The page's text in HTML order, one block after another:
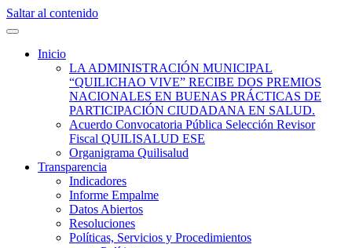
Saltar al contenido
Quilisalud
Inicio
LA ADMINISTRACIÓN MUNICIPAL
“QUILICHAO VIVE” RECIBE DOS PREMIOS
NACIONALES EN BUENAS PRÁCTICAS DE
PARTICIPACIÓN CIUDADANA EN SALUD.
Acuerdo Convocatoria Pública Selección Revisor
Fiscal QUILISALUD ESE
Organigrama Quilisalud
Transparencia
Indicadores
Informe Empalme
Datos Abiertos
Resoluciones
Políticas, Servicios y Procedimientos